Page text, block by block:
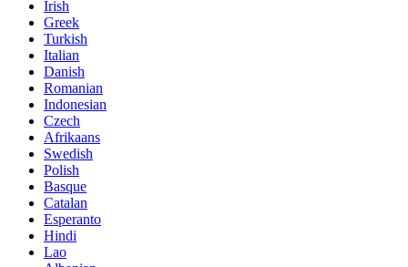
Irish
Greek
Turkish
Italian
Danish
Romanian
Indonesian
Czech
Afrikaans
Swedish
Polish
Basque
Catalan
Esperanto
Hindi
Lao